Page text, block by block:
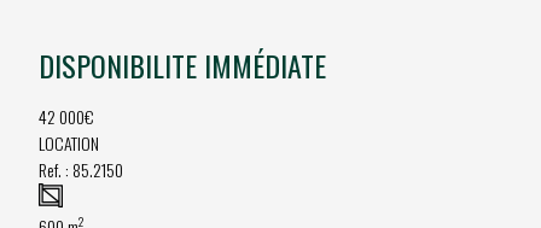
DISPONIBILITE IMMÉDIATE
42 000€
LOCATION
Ref. : 85.2150
2